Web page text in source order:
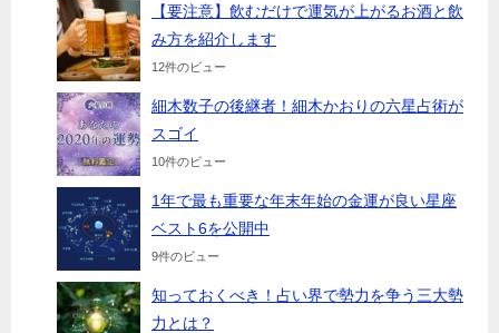
【要注意】飲むだけで運気が上がるお酒と飲
み方を紹介します
12件のビュー
細木数子の後継者！細木かおりの六星占術が
スゴイ
10件のビュー
1年で最も重要な年末年始の金運が良い星座
ベスト6を公開中
9件のビュー
知っておくべき！占い界で勢力を争う三大勢
力とは？